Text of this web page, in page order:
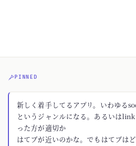
PINNED
新しく着手してるアプリ。いわゆる
というジャンルになる。あるいは
った方が適切か
はてブが近いのかな。でもはてブは